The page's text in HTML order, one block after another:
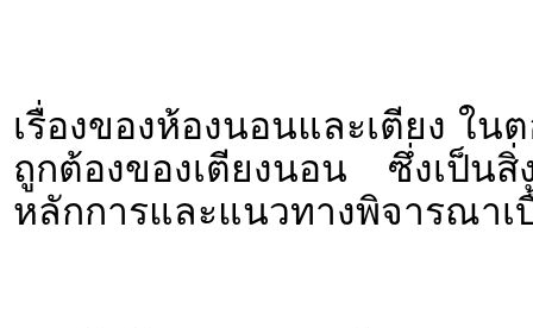
เรื่องของห้องนอนและเตียง ใ
ถูกต้องของเตียงนอน ซึ่งเป็น
หลักการและแนวทางพิจารณาเ